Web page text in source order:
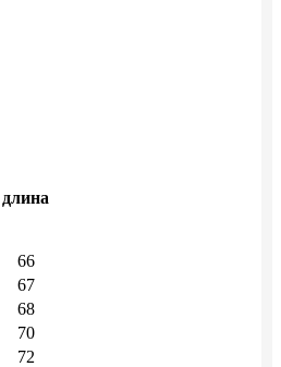
длина
66
67
68
70
72